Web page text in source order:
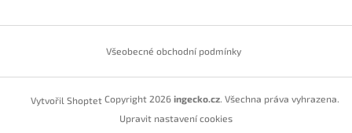
Všeobecné obchodní podmínky
Vytvořil Shoptet Copyright 2026 ingecko.cz. Všechna práva vyhrazena.
Upravit nastavení cookies